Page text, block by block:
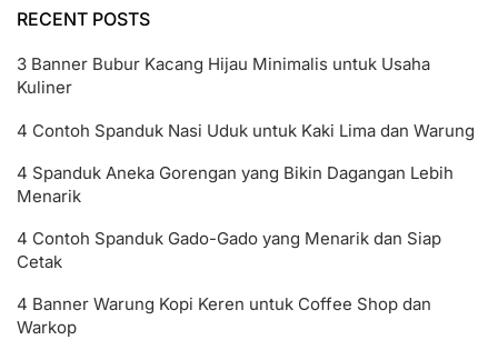
RECENT POSTS
3 Banner Bubur Kacang Hijau Minimalis untuk Usaha
Kuliner
4 Contoh Spanduk Nasi Uduk untuk Kaki Lima dan Warung
4 Spanduk Aneka Gorengan yang Bikin Dagangan Lebih
Menarik
4 Contoh Spanduk Gado-Gado yang Menarik dan Siap
Cetak
4 Banner Warung Kopi Keren untuk Coffee Shop dan
Warkop